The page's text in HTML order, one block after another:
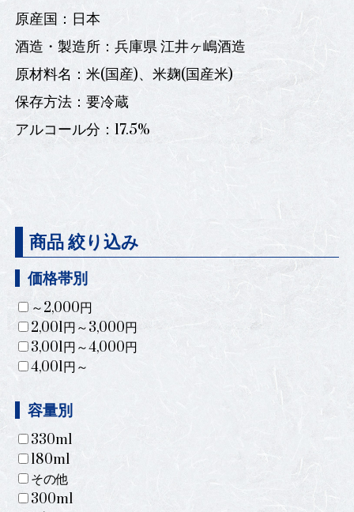
原産国：日本
酒造・製造所：兵庫県 江井ヶ嶋酒造
原材料名：米(国産)、米麹(国産米)
保存方法：要冷蔵
アルコール分：17.5%
商品 絞り込み
価格帯別
～2,000円
2,001円～3,000円
3,001円～4,000円
4,001円～
容量別
330ml
180ml
その他
300ml